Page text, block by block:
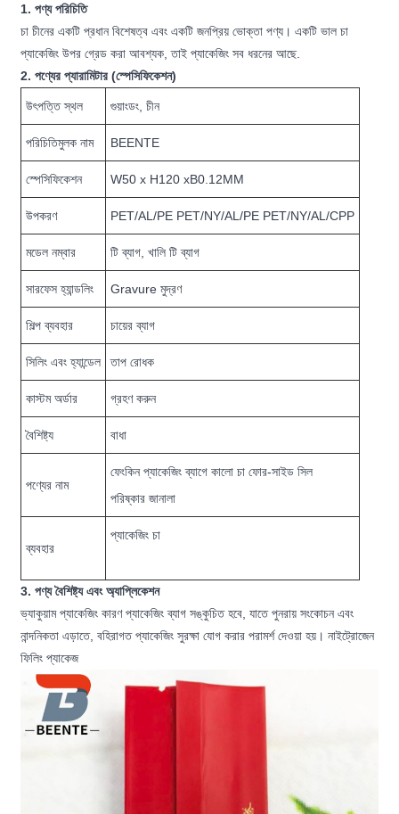
1. পণ্য পরিচিতি
চা চীনের একটি প্রধান বিশেষত্ব এবং একটি জনপ্রিয় ভোক্তা পণ্য। একটি ভাল চা
প্যাকেজিং উপর গ্রেড করা আবশ্যক, তাই প্যাকেজিং সব ধরনের আছে.
2. পণ্যের প্যারামিটার (স্পেসিফিকেশন)
উৎপত্তি স্থল গুয়াংডং, চীন
পরিচিতিমুলক নাম BEENTE
স্পেসিফিকেশন W50 x H120 xB0.12MM
উপকরণ PET/AL/PE PET/NY/AL/PE PET/NY/AL/CPP
মডেল নম্বার টি ব্যাগ, খালি টি ব্যাগ
সারফেস হ্যান্ডলিং Gravure মুদ্রণ
শিল্প ব্যবহার চায়ের ব্যাগ
সিলিং এবং হ্যান্ডেল তাপ রোধক
কাস্টম অর্ডার গ্রহণ করুন
বৈশিষ্ট্য বাধা
পণ্যের নাম
ফেংকিন প্যাকেজিং ব্যাগে কালো চা ফোর-সাইড সিল
পরিষ্কার জানালা
ব্যবহার
প্যাকেজিং চা
3. পণ্য বৈশিষ্ট্য এবং অ্যাপ্লিকেশন
ভ্যাকুয়াম প্যাকেজিং কারণ প্যাকেজিং ব্যাগ সঙ্কুচিত হবে, যাতে পুনরায় সংকোচন এবং
নান্দনিকতা এড়াতে, বহিরাগত প্যাকেজিং সুরক্ষা যোগ করার পরামর্শ দেওয়া হয়। নাইট্রোজেন
ফিলিং প্যাকেজ